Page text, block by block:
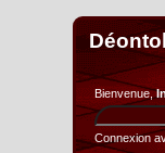
Bienvenue,
Connexion